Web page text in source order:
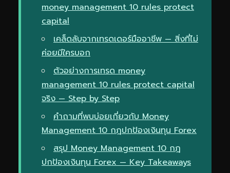
money management 10 rules protect
capital
เคล็ดลับจากเทรดเดอร์มืออาชีพ — สิ่งที่ไม่
ค่อยมีใครบอก
ตัวอย่างการเทรด money
management 10 rules protect capital
จริง — Step by Step
คำถามที่พบบ่อยเกี่ยวกับ Money
Management 10 กฎปกป้องเงินทุน Forex
สรุป Money Management 10 กฎ
ปกป้องเงินทุน Forex — Key Takeaways